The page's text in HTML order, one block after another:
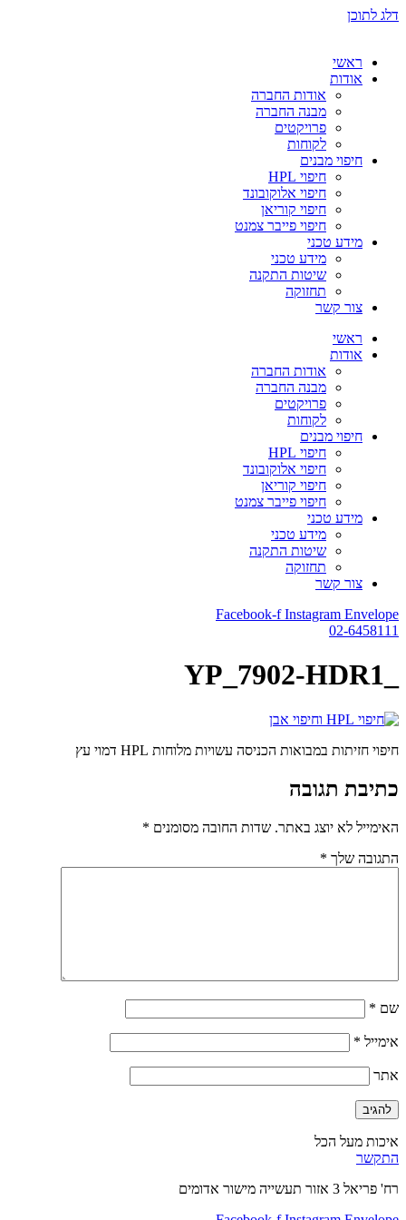
דלג לתוכן
ראשי
אודות
אודות החברה
מבנה החברה
פרויקטים
לקוחות
חיפוי מבנים
חיפוי HPL
חיפוי אלוקובונד
חיפוי קוריאן
חיפוי פייבר צמנט
מידע טכני
מידע טכני
שיטות התקנה
תחזוקה
צור קשר
ראשי
אודות
אודות החברה
מבנה החברה
פרויקטים
לקוחות
חיפוי מבנים
חיפוי HPL
חיפוי אלוקובונד
חיפוי קוריאן
חיפוי פייבר צמנט
מידע טכני
מידע טכני
שיטות התקנה
תחזוקה
צור קשר
Facebook-f Instagram Envelope
02-6458111
חיפוי חזיתות במבואות הכניסה עשויות מלוחות HPL דמוי עץ
כתיבת תגובה
האימייל לא יוצג באתר. שדות החובה מסומנים *
התגובה שלך *
שם *
אימייל *
אתר
איכות מעל הכל
התקשר
רח' פריאל 3 אזור תעשייה מישור אדומים